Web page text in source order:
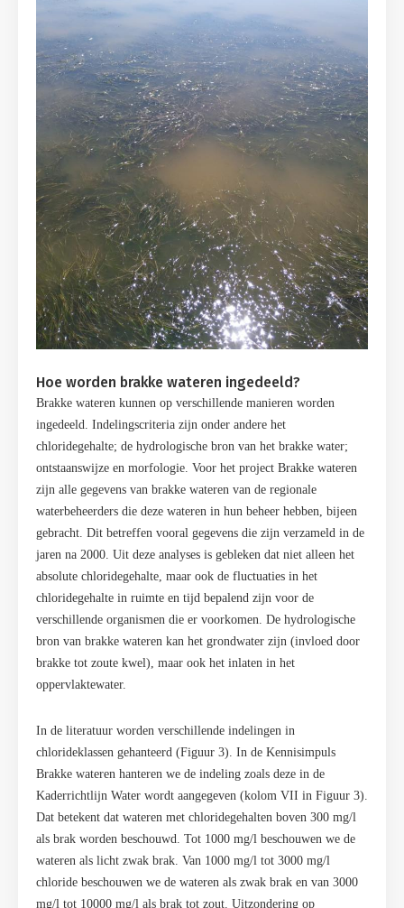
Hoe worden brakke wateren ingedeeld?
Brakke wateren kunnen op verschillende manieren worden
ingedeeld. Indelingscriteria zijn onder andere het
chloridegehalte; de hydrologische bron van het brakke water;
ontstaanswijze en morfologie. Voor het project Brakke wateren
zijn alle gegevens van brakke wateren van de regionale
waterbeheerders die deze wateren in hun beheer hebben, bijeen
gebracht. Dit betreffen vooral gegevens die zijn verzameld in de
jaren na 2000. Uit deze analyses is gebleken dat niet alleen het
absolute chloridegehalte, maar ook de fluctuaties in het
chloridegehalte in ruimte en tijd bepalend zijn voor de
verschillende organismen die er voorkomen. De hydrologische
bron van brakke wateren kan het grondwater zijn (invloed door
brakke tot zoute kwel), maar ook het inlaten in het
oppervlaktewater.
In de literatuur worden verschillende indelingen in
chlorideklassen gehanteerd (Figuur 3). In de Kennisimpuls
Brakke wateren hanteren we de indeling zoals deze in de
Kaderrichtlijn Water wordt aangegeven (kolom VII in Figuur 3).
Dat betekent dat wateren met chloridegehalten boven 300 mg/l
als brak worden beschouwd. Tot 1000 mg/l beschouwen we de
wateren als licht zwak brak. Van 1000 mg/l tot 3000 mg/l
chloride beschouwen we de wateren als zwak brak en van 3000
mg/l tot 10000 mg/l als brak tot zout. Uitzondering op